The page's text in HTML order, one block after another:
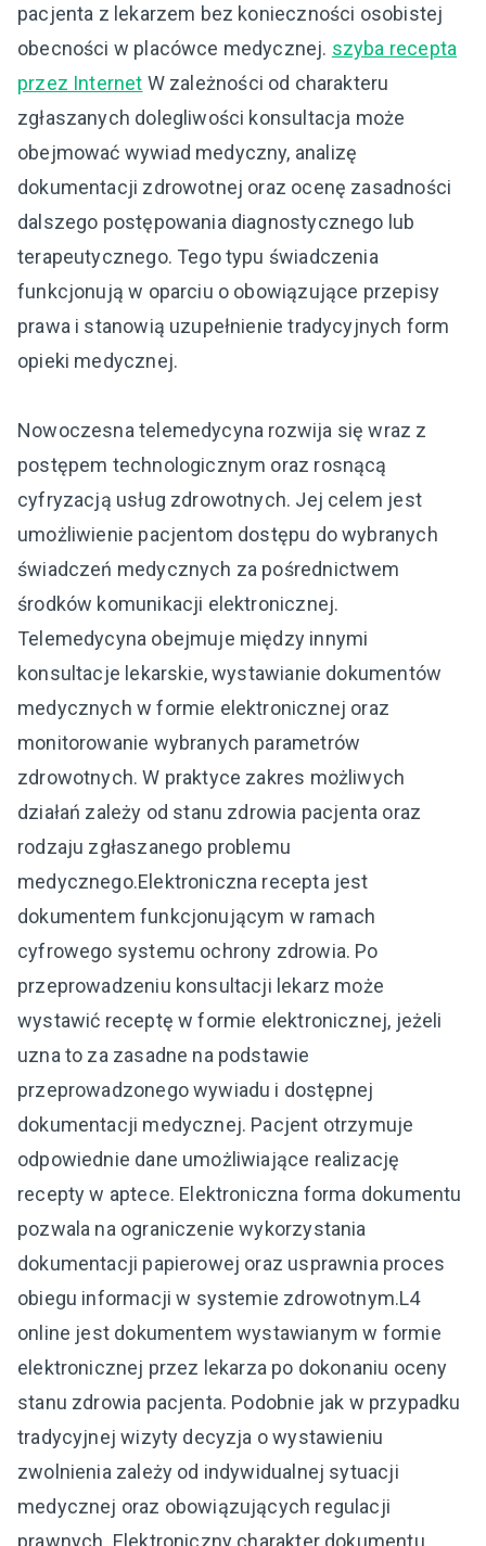
pacjenta z lekarzem bez konieczności osobistej
obecności w placówce medycznej. szyba recepta
przez Internet W zależności od charakteru
zgłaszanych dolegliwości konsultacja może
obejmować wywiad medyczny, analizę
dokumentacji zdrowotnej oraz ocenę zasadności
dalszego postępowania diagnostycznego lub
terapeutycznego. Tego typu świadczenia
funkcjonują w oparciu o obowiązujące przepisy
prawa i stanowią uzupełnienie tradycyjnych form
opieki medycznej.
Nowoczesna telemedycyna rozwija się wraz z
postępem technologicznym oraz rosnącą
cyfryzacją usług zdrowotnych. Jej celem jest
umożliwienie pacjentom dostępu do wybranych
świadczeń medycznych za pośrednictwem
środków komunikacji elektronicznej.
Telemedycyna obejmuje między innymi
konsultacje lekarskie, wystawianie dokumentów
medycznych w formie elektronicznej oraz
monitorowanie wybranych parametrów
zdrowotnych. W praktyce zakres możliwych
działań zależy od stanu zdrowia pacjenta oraz
rodzaju zgłaszanego problemu
medycznego.Elektroniczna recepta jest
dokumentem funkcjonującym w ramach
cyfrowego systemu ochrony zdrowia. Po
przeprowadzeniu konsultacji lekarz może
wystawić receptę w formie elektronicznej, jeżeli
uzna to za zasadne na podstawie
przeprowadzonego wywiadu i dostępnej
dokumentacji medycznej. Pacjent otrzymuje
odpowiednie dane umożliwiające realizację
recepty w aptece. Elektroniczna forma dokumentu
pozwala na ograniczenie wykorzystania
dokumentacji papierowej oraz usprawnia proces
obiegu informacji w systemie zdrowotnym.L4
online jest dokumentem wystawianym w formie
elektronicznej przez lekarza po dokonaniu oceny
stanu zdrowia pacjenta. Podobnie jak w przypadku
tradycyjnej wizyty decyzja o wystawieniu
zwolnienia zależy od indywidualnej sytuacji
medycznej oraz obowiązujących regulacji
prawnych. Elektroniczny charakter dokumentu